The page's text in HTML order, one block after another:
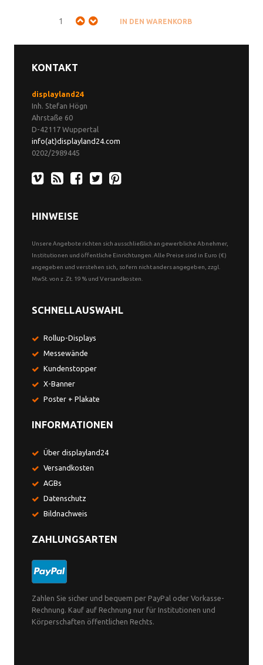
KONTAKT
displayland24
Inh. Stefan Högn
Ahrstaße 60
D-42117 Wuppertal
info(at)displayland24.com
0202/2989445
HINWEISE
Unsere Angebote richten sich ausschließlich an gewerbliche Abnehmer,
Institutionen und öffentliche Einrichtungen. Alle Preise sind in Euro (€)
angegeben und verstehen sich, sofern nicht anders angegeben, zzgl.
MwSt. von z. Zt. 19 % und Versandkosten.
SCHNELLAUSWAHL
Rollup-Displays
Messewände
Kundenstopper
X-Banner
Poster + Plakate
INFORMATIONEN
Über displayland24
Versandkosten
AGBs
Datenschutz
Bildnachweis
ZAHLUNGSARTEN
Zahlen Sie sicher und bequem per PayPal oder Vorkasse-
Rechnung. Kauf auf Rechnung nur für Institutionen und
Körperschaften öffentlichen Rechts.